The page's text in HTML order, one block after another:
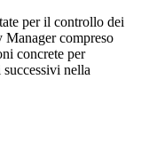
per il controllo dei
compreso
concrete per
nella